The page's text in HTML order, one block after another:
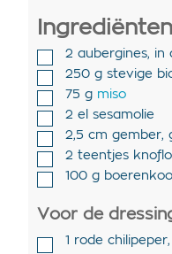
Ingrediënten
2 aubergines, in
250 g stevige
75 g miso
2 el
sesamolie
2,5 cm gember,
2 teentjes
100 g
Voor de
1 rode chilipeper,